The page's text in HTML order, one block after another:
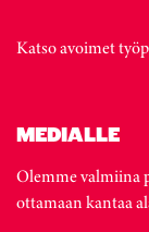
Katso avoimet
MEDIALLE
Olemme valmiina
ottamaan kantaa